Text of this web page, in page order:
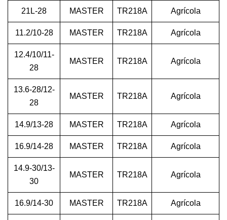
21L-28 MASTER TR218A Agrícola
11.2/10-28 MASTER TR218A Agrícola
12.4/10/11-
28
MASTER TR218A Agrícola
13.6-28/12-
28
MASTER TR218A Agrícola
14.9/13-28 MASTER TR218A Agrícola
16.9/14-28 MASTER TR218A Agrícola
14.9-30/13-
30
MASTER TR218A Agrícola
16.9/14-30 MASTER TR218A Agrícola